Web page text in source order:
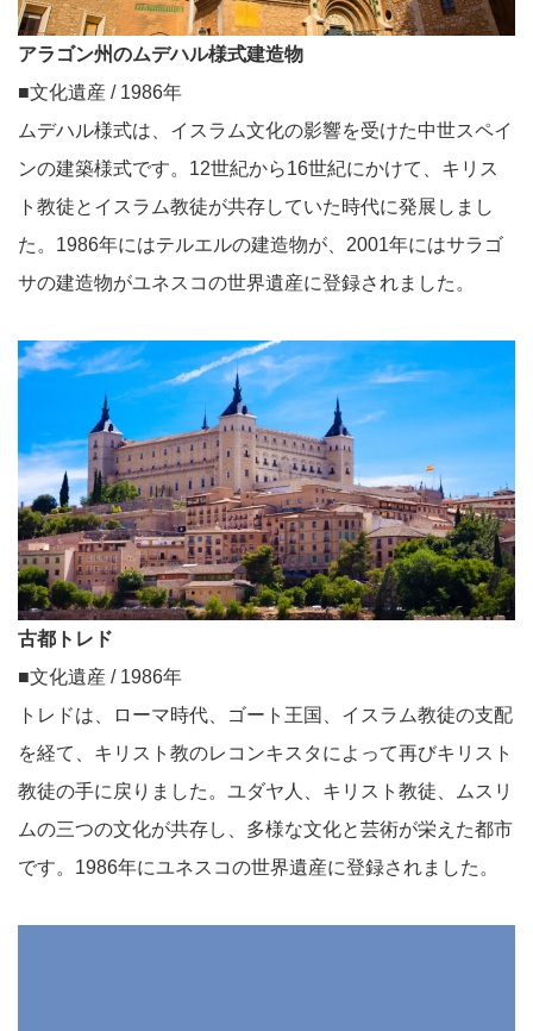
アラゴン州のムデハル様式建造物
■文化遺産 / 1986年
ムデハル様式は、イスラム文化の影響を受けた中世スペイ
ンの建築様式です。12世紀から16世紀にかけて、キリス
ト教徒とイスラム教徒が共存していた時代に発展しまし
た。1986年にはテルエルの建造物が、2001年にはサラゴ
サの建造物がユネスコの世界遺産に登録されました。
古都トレド
■文化遺産 / 1986年
トレドは、ローマ時代、ゴート王国、イスラム教徒の支配
を経て、キリスト教のレコンキスタによって再びキリスト
教徒の手に戻りました。ユダヤ人、キリスト教徒、ムスリ
ムの三つの文化が共存し、多様な文化と芸術が栄えた都市
です。1986年にユネスコの世界遺産に登録されました。